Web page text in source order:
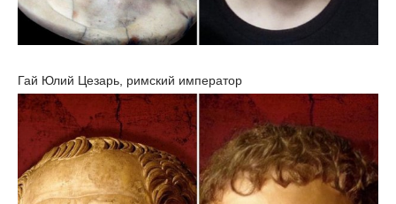
Гай Юлий Цезарь, римский император